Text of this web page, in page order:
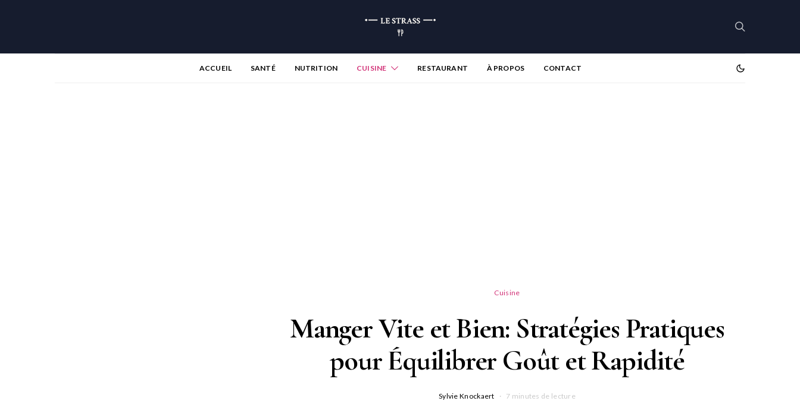
ACCUEIL SANTÉ NUTRITION CUISINE RESTAURANT À PROPOS CONTACT
Cuisine
Manger Vite et Bien: Stratégies Pratiques
pour Équilibrer Goût et Rapidité
Sylvie Knockaert 7 minutes de lecture